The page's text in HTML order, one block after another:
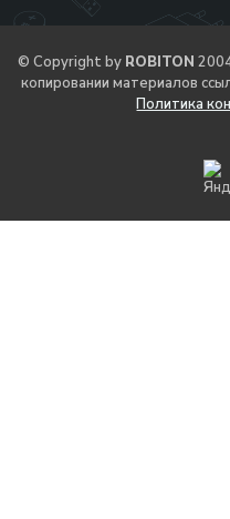
© Copyright by ROBITON
копировании материалов
Политика